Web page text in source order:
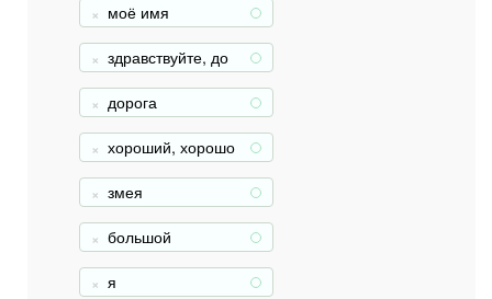
моё имя +
здравствуйте, до
свидания
+
дорога +
хороший, хорошо
, ладно
+
змея +
большой +
я +